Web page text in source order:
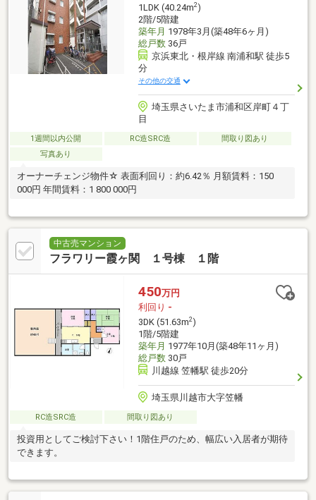
1LDK (40.24m2)
2階/5階建
築年月 1978年3月(築48年6ヶ月)
総戸数36戸
京浜東北・根岸線 南浦和駅 徒歩5
分
その他の交通
埼玉県さいたま市浦和区岸町４丁
目
1週間以内公開 RC造SRC造
間取り図あり
写真あり
オーナーチェンジ物件☆ 表面利回り：約6.42％ 月額賃料：150
000円 年間賃料：1 800 000円
中古売マンション
フラワリー霞ヶ関 １号棟 １階
450万円
利回り -
3DK (51.63m2)
1階/5階建
築年月 1977年10月(築48年11ヶ月)
総戸数30戸
川越線 笠幡駅 徒歩20分
埼玉県川越市大字笠幡
RC造SRC造 間取り図あり
投資用としてご検討下さい！1階住戸のため、幅広い入居者が期待
できます。